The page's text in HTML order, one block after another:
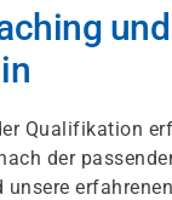
Qualifikation
der